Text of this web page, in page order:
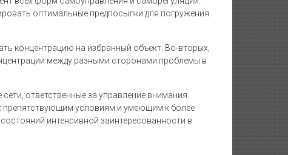
оптимальные предпосылки для погружения
концентрацию на избранный объект. Во-вторых,
между разными сторонами проблемы в
ответственные за управление внимания.
препятствующим условиям и умеющим к более
интенсивной заинтересованности в